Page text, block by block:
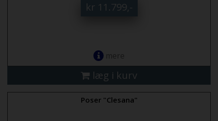
kr 11.799,-
mere
læg i kurv
Poser "Clesana"